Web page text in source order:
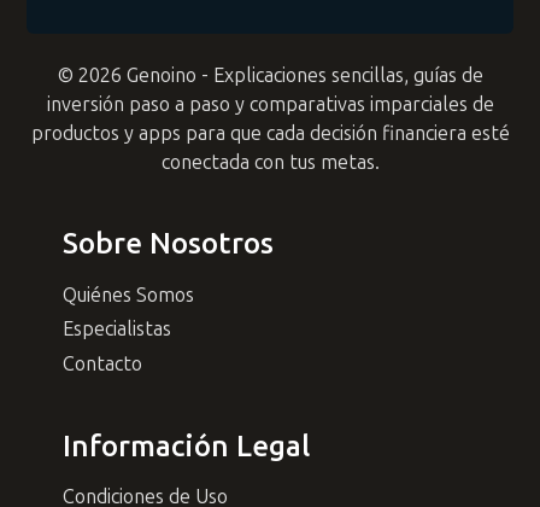
© 2026 Genoino - Explicaciones sencillas, guías de
inversión paso a paso y comparativas imparciales de
productos y apps para que cada decisión financiera esté
conectada con tus metas.
Sobre Nosotros
Quiénes Somos
Especialistas
Contacto
Información Legal
Condiciones de Uso